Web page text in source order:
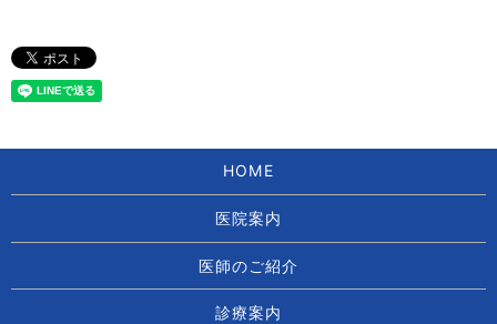
HOME
医院案内
医師のご紹介
診療案内